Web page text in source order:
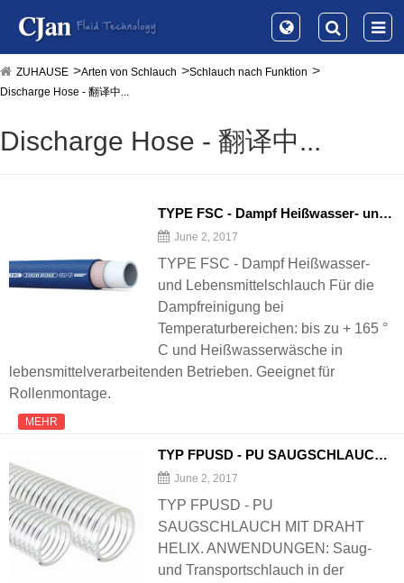
ZUHAUSE Arten von Schlauch
Schlauch nach Funktion
Discharge Hose - 翻译中...
Discharge Hose - 翻译中...
TYPE FSC - Dampf Heißwasser- und Lebensmittelschlauch
June 2, 2017
TYPE FSC - Dampf Heißwasser-
und Lebensmittelschlauch Für die
Dampfreinigung bei
Temperaturbereichen: bis zu + 165 °
C und Heißwasserwäsche in
lebensmittelverarbeitenden Betrieben. Geeignet für
Rollenmontage.
MEHR
TYP FPUSD - PU SAUGSCHLAUCH MIT DRAHT HELIX
June 2, 2017
TYP FPUSD - PU
SAUGSCHLAUCH MIT DRAHT
HELIX. ANWENDUNGEN: Saug-
und Transportschlauch in der